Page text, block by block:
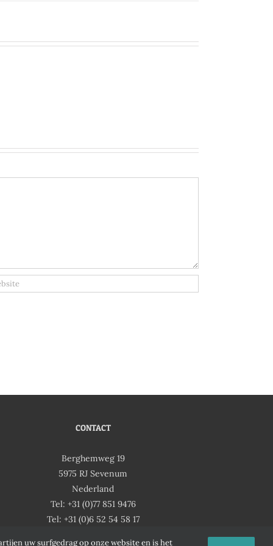
CONTACT
Berghemweg 19
5975 RJ Sevenum
Nederland
Tel: +31 (0)77 851 9476
Tel: +31 (0)6 52 54 58 17
uw surfgedrag op onze website en is het